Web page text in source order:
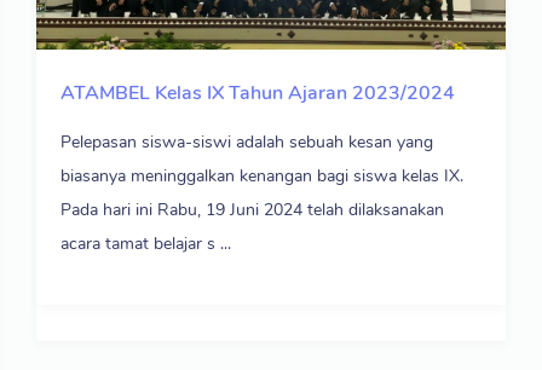
ATAMBEL Kelas IX Tahun Ajaran 2023/2024
Pelepasan siswa-siswi adalah sebuah kesan yang
biasanya meninggalkan kenangan bagi siswa kelas IX.
Pada hari ini Rabu, 19 Juni 2024 telah dilaksanakan
acara tamat belajar s ...